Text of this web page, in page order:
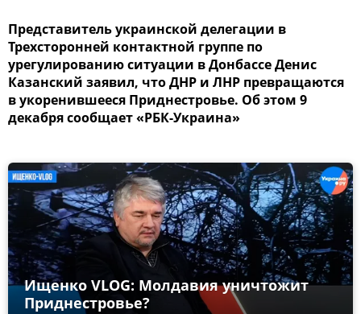
Представитель украинской делегации в
Трехсторонней контактной группе по
урегулированию ситуации в Донбассе Денис
Казанский заявил, что ДНР и ЛНР превращаются
в укоренившееся Приднестровье. Об этом 9
декабря сообщает «РБК-Украина»
Ищенко VLOG: Молдавия уничтожит
Приднестровье?